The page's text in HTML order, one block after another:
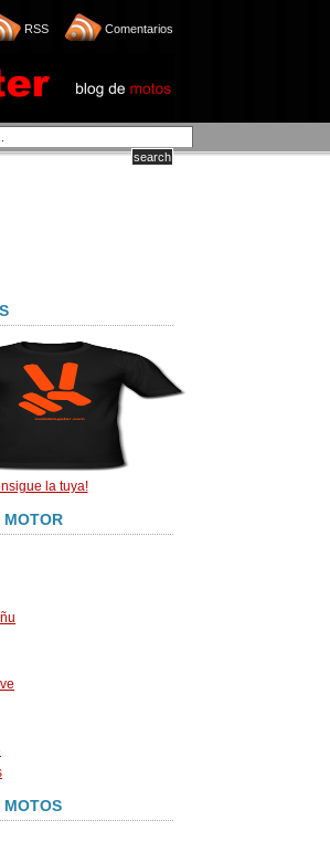
RSS Comentarios
la tuya!
MOTOR
MOTOS